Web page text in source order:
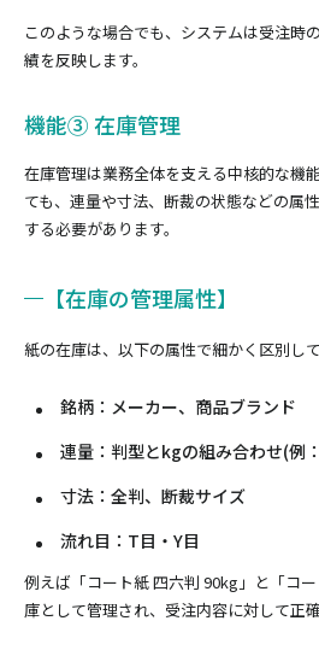
このような場合でも、システムは受注時
績を反映します。
機能③ 在庫管理
在庫管理は業務全体を支える中核的な機
ても、連量や寸法、断裁の状態などの属
する必要があります。
【在庫の管理属性】
紙の在庫は、以下の属性で細かく区別して
銘柄：メーカー、商品ブランド
連量：判型とkgの組み合わせ(例
寸法：全判、断裁サイズ
流れ目：T目・Y目
例えば「コート紙 四六判 90kg」と「コ
庫として管理され、受注内容に対して正